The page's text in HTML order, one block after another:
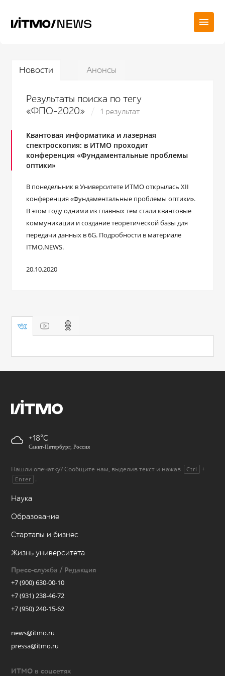
Новости Анонсы
Результаты поиска по тегу
«ФПО-2020»
1 результат
Квантовая информатика и лазерная
спектроскопия: в ИТМО проходит
конференция «Фундаментальные проблемы
оптики»
В понедельник в Университете ИТМО открылась XII
конференция «Фундаментальные проблемы оптики».
В этом году одними из главных тем стали квантовые
коммуникации и создание теоретической базы для
передачи данных в 6G. Подробности в материале
ITMO.NEWS.
20.10.2020
+18
Санкт-Петербург, Россия
Нашли опечатку? Сообщите нам, выделив текст и нажав Ctrl +
Enter .
Наука
Образование
Стартапы и бизнес
Жизнь университета
Пресс-служба / Редакция
+7 (900) 630-00-10
+7 (931) 238-46-72
+7 (950) 240-15-62
news@itmo.ru
pressa@itmo.ru
ИТМО в соцсетях